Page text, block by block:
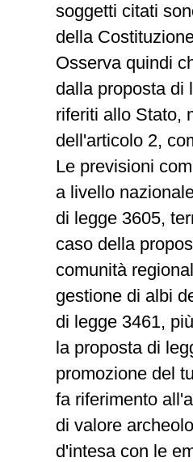
soggetti citati
della
Osserva quindi
dalla proposta di
riferiti allo Stato,
dell'articolo 2,
Le previsioni
a livello
di legge 3605,
caso della
comunità
gestione di albi
di legge 3461,
la proposta di
promozione del
fa riferimento
di valore
d'intesa con le